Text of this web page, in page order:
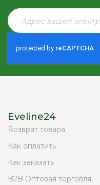
Eveline24
Возврат товара
Как оплатить
Как заказать
B2B Оптовая торговля